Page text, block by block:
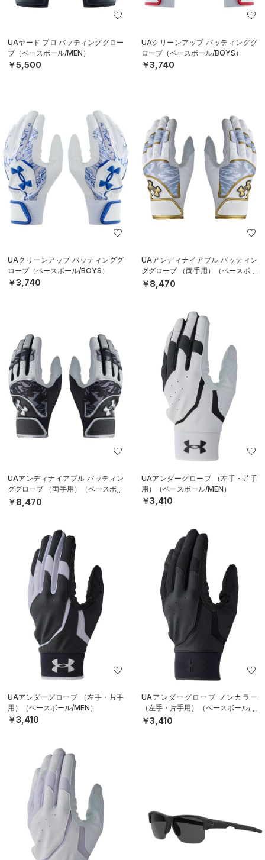
UAヤード プロ バッティンググロー
ブ（ベースボール/MEN）
￥5,500
UAクリーンアップ バッティンググ
ローブ（ベースボール/BOYS）
￥3,740
UAクリーンアップ バッティンググ
ローブ（ベースボール/BOYS）
￥3,740
UAアンディナイアブル バッティン
ググローブ （両手用）（ベースボー
ル/MEN）
￥8,470
UAアンディナイアブル バッティン
ググローブ （両手用）（ベースボー
ル/MEN）
￥8,470
UAアンダーグローブ （左手・片手
用）（ベースボール/MEN）
￥3,410
UAアンダーグローブ （左手・片手
用）（ベースボール/MEN）
￥3,410
UAアンダーグローブ ノンカラー
（左手・片手用）（ベースボール/M
EN）
￥3,410